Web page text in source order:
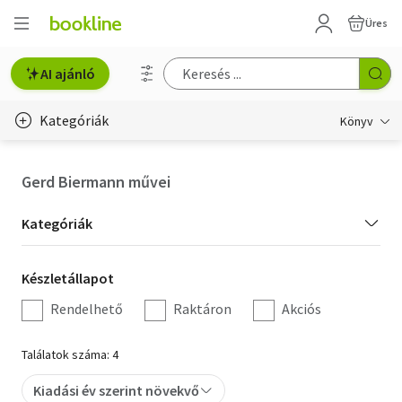
Üres
AI ajánló
Kategóriák Könyv
Hobbi, szabadidő
Irodalom
Művészet
Szakkönyv
Gerd Biermann művei
Kategória
szűrés
Kategóriák
Készletállapot
szűrés
Készletállapot
Rendelhető
Raktáron Akciós
Találatok száma: 4
Kiadási év szerint növekvő